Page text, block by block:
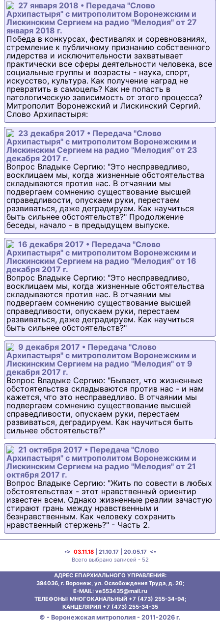
27 января 2018 • Передача "Слово
Архипастыря" с митрополитом Воронежским и
Лискинским Сергием на радио "Мелодия" от 27
января 2018 г.
Победа в конкурсах, фестивалях и соревнованиях,
стремление к публичному признанию собственного
лидерства и исключительности захватывает
практически все сферы деятельности человека, все
социальные группы и возрасты - наука, спорт,
искусство, культура. Как получение наград не
превратить в самоцель? Как не попасть в
патологическую зависимость от этого процесса?
Митрополит Воронежский и Лискинский Сергий.
Слово Архипастыря:
23 декабря 2017 • Передача "Слово
Архипастыря" с митрополитом Воронежским и
Лискинским Сергием на радио "Мелодия" от 23
декабря 2017 г.
Вопрос Владыке Сергию: "Это несправедливо,
восклицаем мы, когда жизненные обстоятельства
складываются против нас. В отчаянии мы
подвергаем сомнению существование высшей
справедливости, опускаем руки, перестаем
развиваться, даже деградируем. Как научиться
быть сильнее обстоятельств?" Продолжение
беседы, начало - в предыдущем выпуске.
16 декабря 2017 • Передача "Слово
Архипастыря" с митрополитом Воронежским и
Лискинским Сергием на радио "Мелодия" от 16
декабря 2017 г.
Вопрос Владыке Сергию: "Это несправедливо,
восклицаем мы, когда жизненные обстоятельства
складываются против нас. В отчаянии мы
подвергаем сомнению существование высшей
справедливости, опускаем руки, перестаем
развиваться, даже деградируем. Как научиться
быть сильнее обстоятельств?"
9 декабря 2017 • Передача "Слово
Архипастыря" с митрополитом Воронежским и
Лискинским Сергием на радио "Мелодия" от 9
декабря 2017 г.
Вопрос Владыке Сергию: "Бывает, что жизненные
обстоятельства складываются против нас - и нам
кажется, что это несправедливо. В отчаянии мы
подвергаем сомнению существование высшей
справедливости, опускаем руки, перестаем
развиваться, деградируем. Как научиться быть
сильнее обстоятельств?"
21 октября 2017 • Передача "Слово
Архипастыря" с митрополитом Воронежским и
Лискинским Сергием на радио "Мелодия" от 21
октября 2017 г.
Вопрос Владыке Сергию: "Жить по совести в любых
обстоятельствах - этот нравственный ориентир
известен всем. Однако жизненные реалии зачастую
стирают грань между нравственным и
безнравственным. Как человеку сохранить
нравственный стержень?" - Часть 2.
•> 03.11.18| 21.10.17 20.05.17 <•
Всего выбрано записей - 52
АДРЕС ЕПАРХИАЛЬНОГО УПРАВЛЕНИЯ:
394036, г. Воронеж, ул. Освобождения Труда, д. 20;
E-MAIL: ve553435@mаil.ru
ТЕЛЕФОНЫ: МНОГОКАНАЛЬНЫЙ +7 (473) 255-34-94;
КАНЦЕЛЯРИЯ +7 (473) 255-34-35
© - Воронежская митрополия - 2011-2026 г.